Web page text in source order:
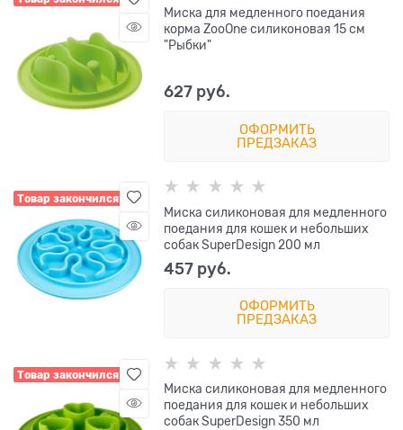
Миска для медленного поедания
корма ZooOne силиконовая 15 см
"Рыбки"
627 руб.
ОФОРМИТЬ
ПРЕДЗАКАЗ
Товар закончился
Миска силиконовая для медленного
поедания для кошек и небольших
собак SuperDesign 200 мл
457 руб.
ОФОРМИТЬ
ПРЕДЗАКАЗ
Товар закончился
Миска силиконовая для медленного
поедания для кошек и небольших
собак SuperDesign 350 мл